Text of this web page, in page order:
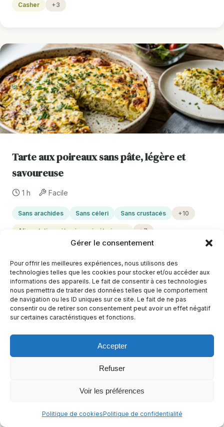
Gérer le consentement
Pour offrir les meilleures expériences, nous utilisons des
technologies telles que les cookies pour stocker et/ou accéder aux
informations des appareils. Le fait de consentir à ces technologies
nous permettra de traiter des données telles que le comportement
de navigation ou les ID uniques sur ce site. Le fait de ne pas
consentir ou de retirer son consentement peut avoir un effet négatif
sur certaines caractéristiques et fonctions.
Accepter
Refuser
Voir les préférences
Politique de cookiesPolitique de confidentialité
Casher +3
Tarte aux poireaux sans pâte, légère et
savoureuse
1 h Facile
Sans arachides Sans céleri Sans crustacés +10
Alimentation cétogène végétarienne +7